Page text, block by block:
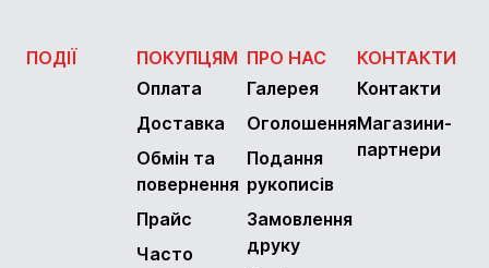
ПОДІЇ
ПОКУПЦЯМ
Оплата
Доставка
Обмін та
повернення
Прайс
Часто
ПРО НАС
Галерея
Оголошення
Подання
рукописів
Замовлення
друку
КОНТАКТИ
Контакти
Магазини-
партнери